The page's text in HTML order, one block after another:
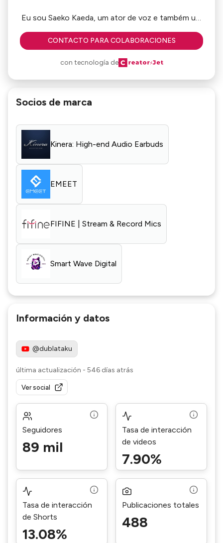
Eu sou Saeko Kaeda, um ator de voz e também um
criador de conteúdo social e digital, Eu faço
conteúdo no Instagram, TikTok e YouTube. Eu
confira minhas estatísticas abaixo.
CONTACTO PARA COLABORACIONES
con tecnología de
Socios de marca
Kinera: High-end Audio Earbuds
EMEET
FIFINE | Stream & Record Mics
Smart Wave Digital
Información y datos
@dublataku
última actualización - 546 días atrás
Ver social
Seguidores
89 mil
Tasa de interacción
de videos
7.90%
Tasa de interacción
de Shorts
13.08%
Publicaciones totales
488